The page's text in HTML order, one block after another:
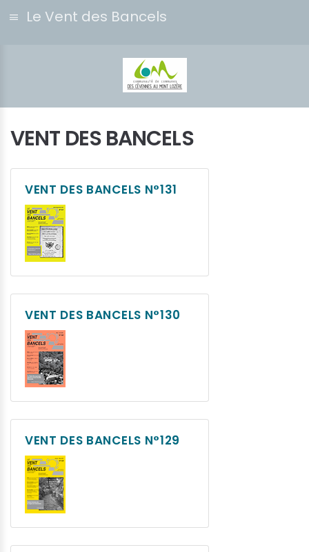
Le Vent des Bancels
VENT DES BANCELS
VENT DES BANCELS N°131
VENT DES BANCELS N°130
VENT DES BANCELS N°129